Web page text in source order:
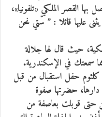
بها القصر الملكي «تلفونيا»،
عليها قائلا : ” سّتي نحن
حيث قال لها جلالة
سمعتك في الإسكندرية.
حفل استقبال من قبل
دارها، حضرتها صفوة
حتى قوبلت بعاصفة من